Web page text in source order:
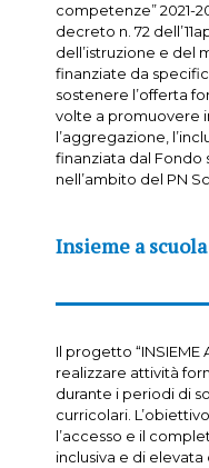
competenze” 2021-
decreto n. 72
dell’istruzione e del
finanziate da
sostenere l’offerta
volte a promuovere
l’aggregazione,
finanziata dal Fondo
nell’ambito del PN
Insieme a scuola
Il progetto “INSIEME
realizzare attività
durante i periodi di
curricolari.
l’accesso e il
inclusiva e di